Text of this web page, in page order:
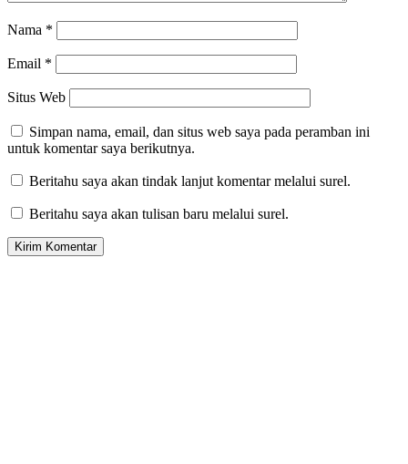
Nama *
Email *
Situs Web
Simpan nama, email, dan situs web saya pada peramban ini
untuk komentar saya berikutnya.
Beritahu saya akan tindak lanjut komentar melalui surel.
Beritahu saya akan tulisan baru melalui surel.